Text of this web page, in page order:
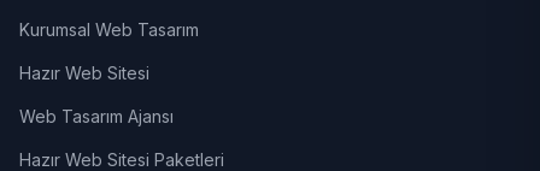
Kurumsal Web Tasarım
Hazır Web Sitesi
Web Tasarım Ajansı
Hazır Web Sitesi Paketleri